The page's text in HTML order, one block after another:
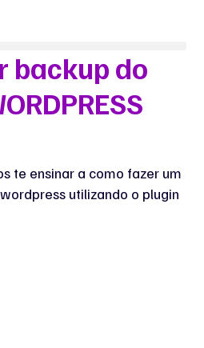
backup do
te ensinar a como fazer um
utilizando o plugin